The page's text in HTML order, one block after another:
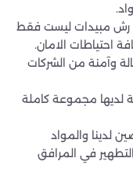
رش مبيدات ليست فقط
احتياطات الامان.
وآمنة من الشركات
لديها مجموعة كاملة
لدينا والمواد
في المرافق